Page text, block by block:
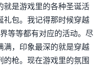
就是游戏里的各种圣诞活
礼包。我记得那时候穿越
等等都有对应的活动。尽
满，印象最深的就是穿越
枪。现在游戏里的氛围